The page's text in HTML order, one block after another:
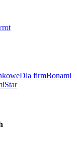
Dla firmBonami